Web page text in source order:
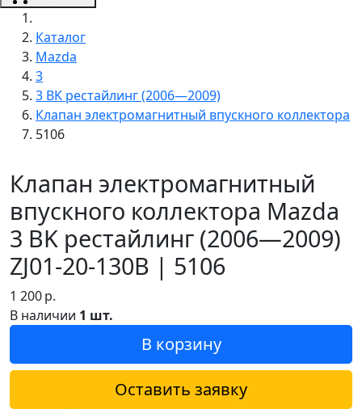
Каталог
Mazda
3
3 BK рестайлинг (2006—2009)
Клапан электромагнитный впускного коллектора
5106
Клапан электромагнитный
впускного коллектора Mazda
3 BK рестайлинг (2006—2009)
ZJ01-20-130B | 5106
1 200р.
В наличии 1 шт.
В корзину
Оставить заявку